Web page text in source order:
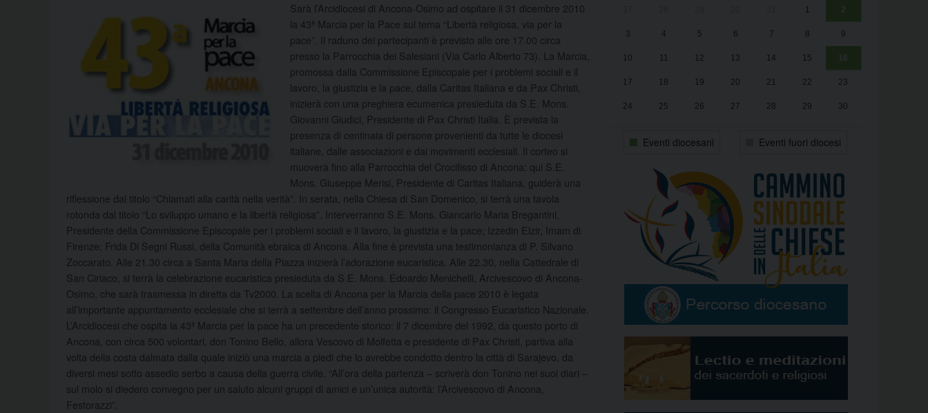
Sarà l’Arcidiocesi di Ancona-Osimo ad ospitare il 31 dicembre 2010
la 43ª Marcia per la Pace sul tema “Libertà religiosa, via per la
pace”. Il raduno dei partecipanti è previsto alle ore 17.00 circa
presso la Parrocchia dei Salesiani (Via Carlo Alberto 73). La Marcia,
promossa dalla Commissione Episcopale per i problemi sociali e il
lavoro, la giustizia e la pace, dalla Caritas Italiana e da Pax Christi,
inizierà con una preghiera ecumenica presieduta da S.E. Mons.
Giovanni Giudici, Presidente di Pax Christi Italia. È prevista la
presenza di centinaia di persone provenienti da tutte le diocesi
italiane, dalle associazioni e dai movimenti ecclesiali. Il corteo si
muoverà fino alla Parrocchia del Crocifisso di Ancona: qui S.E.
Mons. Giuseppe Merisi, Presidente di Caritas Italiana, guiderà una
riflessione dal titolo “Chiamati alla carità nella verità”. In serata, nella Chiesa di San Domenico, si terrà una tavola
rotonda dal titolo “Lo sviluppo umano e la libertà religiosa”. Interverranno S.E. Mons. Giancarlo Maria Bregantini,
Presidente della Commissione Episcopale per i problemi sociali e il lavoro, la giustizia e la pace; Izzedin Elzir, Imam di
Firenze; Frida Di Segni Russi, della Comunità ebraica di Ancona. Alla fine è prevista una testimonianza di P. Silvano
Zoccarato. Alle 21.30 circa a Santa Maria della Piazza inizierà l’adorazione eucaristica. Alle 22.30, nella Cattedrale di
San Ciriaco, si terrà la celebrazione eucaristica presieduta da S.E. Mons. Edoardo Menichelli, Arcivescovo di Ancona-
Osimo, che sarà trasmessa in diretta da Tv2000. La scelta di Ancona per la Marcia della pace 2010 è legata
all’importante appuntamento ecclesiale che si terrà a settembre dell’anno prossimo: il Congresso Eucaristico Nazionale.
L’Arcidiocesi che ospita la 43ª Marcia per la pace ha un precedente storico: il 7 dicembre del 1992, da questo porto di
Ancona, con circa 500 volontari, don Tonino Bello, allora Vescovo di Molfetta e presidente di Pax Christi, partiva alla
volta della costa dalmata dalla quale iniziò una marcia a piedi che lo avrebbe condotto dentro la città di Sarajevo, da
diversi mesi sotto assedio serbo a causa della guerra civile. “All’ora della partenza – scriverà don Tonino nei suoi diari –
sul molo si diedero convegno per un saluto alcuni gruppi di amici e un’unica autorità: l’Arcivescovo di Ancona,
Festorazzi”.
1 2
3 4 5 6 7 8 9
10 11 12 13 14 15 16
17 18 19 20 21 22 23
24 25 26 27 28 29 30
Eventi diocesani Eventi fuori diocesi